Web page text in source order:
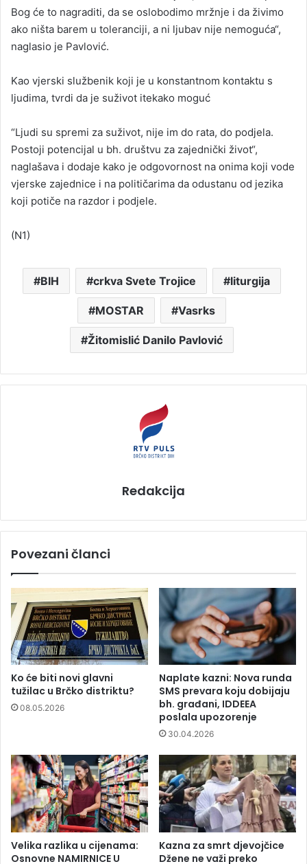
Bog će to nagraditi, da se oslobodimo mržnje i da živimo
ako ništa barem u toleranciji, a ni ljubav nije nemoguća“,
naglasio je Pavlović.
Kao vjerski službenik koji je u konstantnom kontaktu s
ljudima, tvrdi da je suživot itekako moguć
“Ljudi su spremi za suživot, nije im do rata, do podjela.
Postoji potencijal u bh. društvu za zajednički život“,
naglašava i dodaje kako je odgovornost na onima koji vode
vjerske zajednice i na političarima da odustanu od jezika
koji potiče na razdor i podjele.
(N1)
BIH crkva Svete Trojice liturgija
MOSTAR Vasrks
Žitomislić Danilo Pavlović
Redakcija
Povezani članci
Ko će biti novi glavni
tužilac u Brčko distriktu?
08.05.2026
Naplate kazni: Nova runda
SMS prevara koju dobijaju
bh. građani, IDDEEA
poslala upozorenje
30.04.2026
Velika razlika u cijenama:
Osnovne NAMIRNICE U
Kazna za smrt djevojčice
Džene ne važi preko